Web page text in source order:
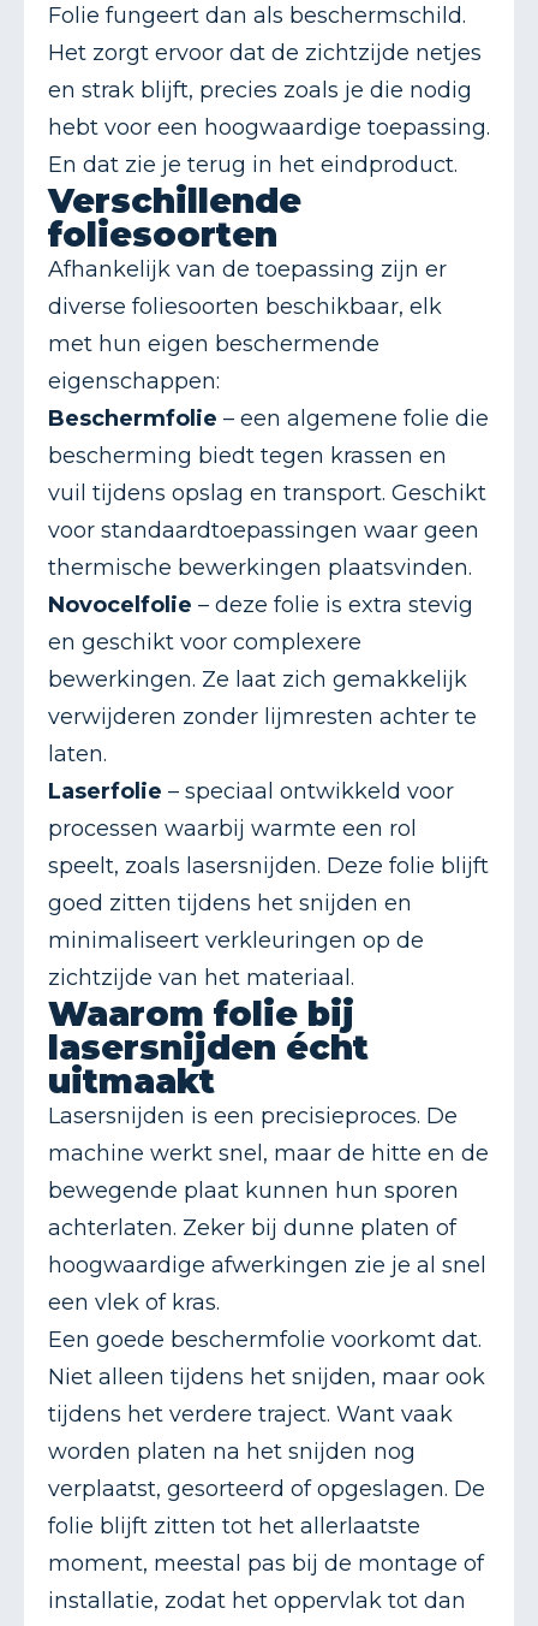
Folie fungeert dan als beschermschild.
Het zorgt ervoor dat de zichtzijde netjes
en strak blijft, precies zoals je die nodig
hebt voor een hoogwaardige toepassing.
En dat zie je terug in het eindproduct.
Verschillende
foliesoorten
Afhankelijk van de toepassing zijn er
diverse foliesoorten beschikbaar, elk
met hun eigen beschermende
eigenschappen:
Beschermfolie – een algemene folie die
bescherming biedt tegen krassen en
vuil tijdens opslag en transport. Geschikt
voor standaardtoepassingen waar geen
thermische bewerkingen plaatsvinden.
Novocelfolie – deze folie is extra stevig
en geschikt voor complexere
bewerkingen. Ze laat zich gemakkelijk
verwijderen zonder lijmresten achter te
laten.
Laserfolie – speciaal ontwikkeld voor
processen waarbij warmte een rol
speelt, zoals lasersnijden. Deze folie blijft
goed zitten tijdens het snijden en
minimaliseert verkleuringen op de
zichtzijde van het materiaal.
Waarom folie bij
lasersnijden écht
uitmaakt
Lasersnijden is een precisieproces. De
machine werkt snel, maar de hitte en de
bewegende plaat kunnen hun sporen
achterlaten. Zeker bij dunne platen of
hoogwaardige afwerkingen zie je al snel
een vlek of kras.
Een goede beschermfolie voorkomt dat.
Niet alleen tijdens het snijden, maar ook
tijdens het verdere traject. Want vaak
worden platen na het snijden nog
verplaatst, gesorteerd of opgeslagen. De
folie blijft zitten tot het allerlaatste
moment, meestal pas bij de montage of
installatie, zodat het oppervlak tot dan